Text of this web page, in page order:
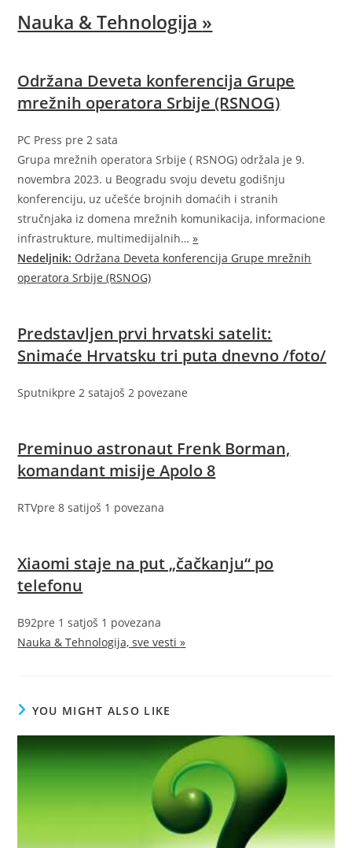
Nauka & Tehnologija »
Održana Deveta konferencija Grupe
mrežnih operatora Srbije (RSNOG)
PC Press pre 2 sata
Grupa mrežnih operatora Srbije ( RSNOG) održala je 9.
novembra 2023. u Beogradu svoju devetu godišnju
konferenciju, uz učešće brojnih domaćih i stranih
stručnjaka iz domena mrežnih komunikacija, informacione
infrastrukture, multimedijalnih…»
Nedeljnik: Održana Deveta konferencija Grupe mrežnih
operatora Srbije (RSNOG)
Predstavljen prvi hrvatski satelit:
Snimaće Hrvatsku tri puta dnevno /foto/
Sputnikpre 2 satajoš 2 povezane
Preminuo astronaut Frenk Borman,
komandant misije Apolo 8
RTVpre 8 satijoš 1 povezana
Xiaomi staje na put „čačkanju“ po
telefonu
B92pre 1 satjoš 1 povezana
Nauka & Tehnologija, sve vesti»
YOU MIGHT ALSO LIKE